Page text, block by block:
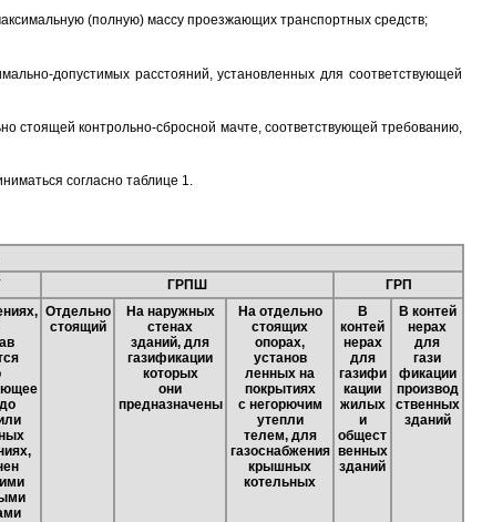
(полную) массу проезжающих транспортных средств;
допустимых расстояний, установленных для соответствующей
стоящей контрольно-сбросной мачте, соответствующей требованию,
согласно таблице 1.
ГРПШ
ГРП
Отдельно
стоящий
На наружных
стенах
зданий, для
газификации
которых
они
предназначены
На отдельно
стоящих
опорах,
установ
ленных на
покрытиях
с негорючим
утепли
телем, для
газоснабжения
крышных
котельных
В
контей
нерах
для
газифи
кации
жилых
и
общест
венных
зданий
В контей
нерах
для
гази
фикации
производ
ственных
зданий